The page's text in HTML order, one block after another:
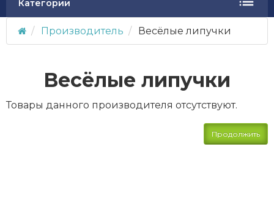
Категории
Производитель Весёлые липучки
Весёлые липучки
Товары данного производителя отсутствуют.
Продолжить